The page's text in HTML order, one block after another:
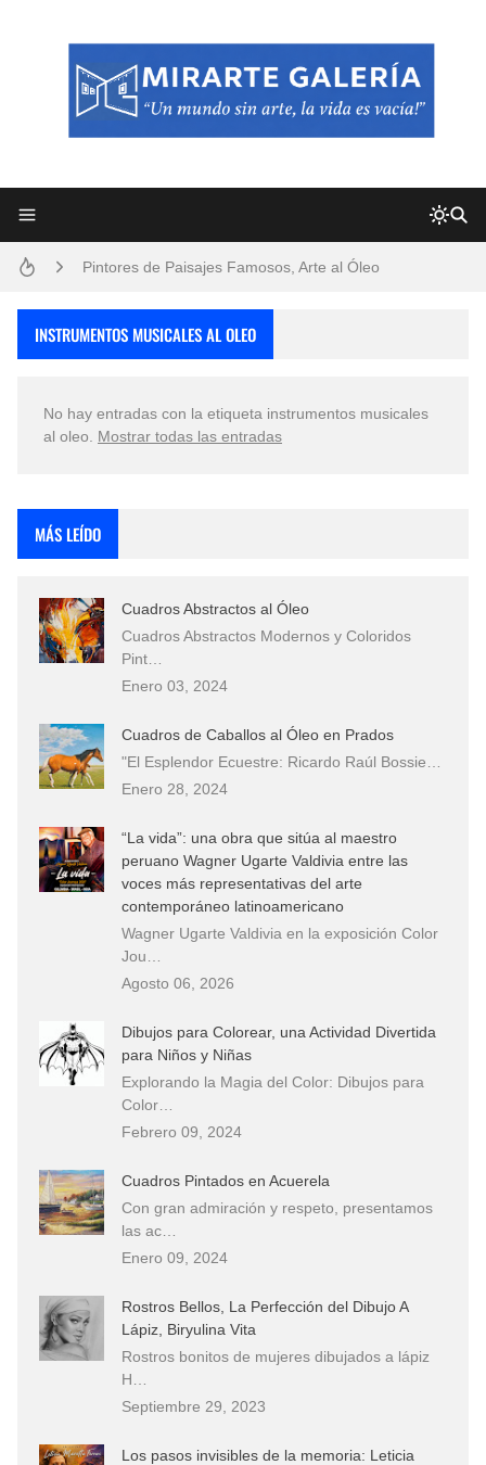
Pintores de Paisajes Famosos, Arte al Óleo
Que significan los cuadros de negras africanas?
El mundo del arte en pintura surrealista
INSTRUMENTOS MUSICALES AL OLEO
No hay entradas con la etiqueta instrumentos musicales
al oleo
Mostrar todas las entradas
MÁS LEÍDO
Cuadros Abstractos al Óleo
Cuadros Abstractos Modernos y Coloridos
Pint…
Enero 03, 2024
Cuadros de Caballos al Óleo en Prados
"El Esplendor Ecuestre: Ricardo Raúl Bossie…
Enero 28, 2024
“La vida”: una obra que sitúa al maestro
peruano Wagner Ugarte Valdivia entre las
voces más representativas del arte
contemporáneo latinoamericano
Wagner Ugarte Valdivia en la exposición Color
Jou…
Agosto 06, 2026
Dibujos para Colorear, una Actividad Divertida
para Niños y Niñas
Explorando la Magia del Color: Dibujos para
Color…
Febrero 09, 2024
Cuadros Pintados en Acuerela
Con gran admiración y respeto, presentamos
las ac…
Enero 09, 2024
Rostros Bellos, La Perfección del Dibujo A
Lápiz, Biryulina Vita
Rostros bonitos de mujeres dibujados a lápiz
H…
Septiembre 29, 2023
Los pasos invisibles de la memoria: Leticia